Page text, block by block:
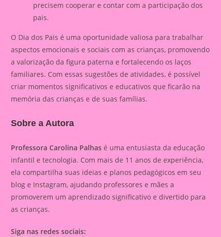
precisem cooperar e contar com a participação dos
pais.
O Dia dos Pais é uma oportunidade valiosa para trabalhar
aspectos emocionais e sociais com as crianças, promovendo
a valorização da figura paterna e fortalecendo os laços
familiares. Com essas sugestões de atividades, é possível
criar momentos significativos e educativos que ficarão na
memória das crianças e de suas famílias.
Sobre a Autora
Professora Carolina Palhas é uma entusiasta da educação
infantil e tecnologia. Com mais de 11 anos de experiência,
ela compartilha suas ideias e planos pedagógicos em seu
blog e Instagram, ajudando professores e mães a
promoverem um aprendizado significativo e divertido para
as crianças.
Siga nas redes sociais: